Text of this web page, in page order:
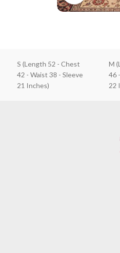
S (Length 52 - Chest
42 - Waist 38 - Sleeve
21 Inches)
M
46
22